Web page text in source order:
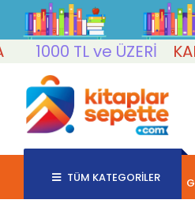
TL ve ÜZERİ
TÜM KATEGORİLER